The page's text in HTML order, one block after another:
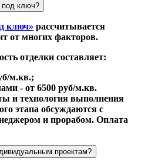
под ключ?
ключ» рассчитывается
от многих факторов.
отделки составляет:
м.кв.;
- от 6500 руб/м.кв.
и технология выполнения
этапа обсуждаются с
и прорабом. Оплата
проектам?